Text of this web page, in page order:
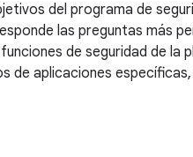
del programa de
las preguntas más
de seguridad de
de aplicaciones